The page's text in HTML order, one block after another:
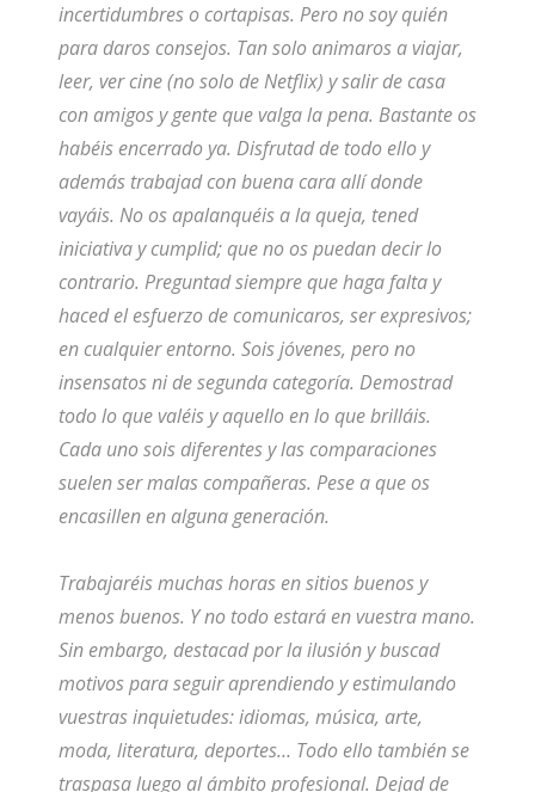
incertidumbres o cortapisas. Pero no soy quién
para daros consejos. Tan solo animaros a viajar,
leer, ver cine (no solo deNetflix) y salir de casa
con amigos y gente que valga la pena. Bastante os
habéis encerrado ya. Disfrutad de todo ello y
además trabajad con buena cara allí donde
vayáis. No os apalanquéis a la queja, tened
iniciativa y cumplid; que no os puedan decir lo
contrario. Preguntad siempre que haga falta y
haced el esfuerzo de comunicaros, ser expresivos;
en cualquier entorno. Sois jóvenes, pero no
insensatos ni de segunda categoría. Demostrad
todo lo que valéis y aquello en lo que brilláis.
Cada uno sois diferentes y las comparaciones
suelen ser malas compañeras. Pese a que os
encasillen en alguna generación.
Trabajaréis muchas horas en sitios buenos y
menos buenos. Y no todo estará en vuestra mano.
Sin embargo, destacad por la ilusión y buscad
motivos para seguir aprendiendo y estimulando
vuestras inquietudes: idiomas, música, arte,
moda, literatura, deportes… Todo ello también se
traspasa luego al ámbito profesional. Dejad de